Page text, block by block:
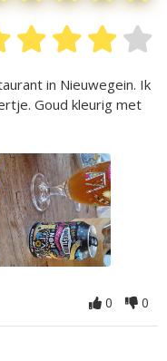
in Nieuwegein. Ik
met
0 0